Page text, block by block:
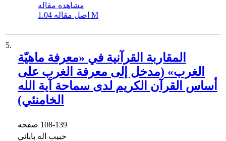
مشاهده مقاله
اصل مقاله 1.04 M
5.
المقاربة القرآنية في «معرفة ماهیّة
الغرب» (مدخل إلى معرفة الغرب على
أساس القرآن الكریم لدى سماحة آیة الله
الخامنئي)
108-139
حبیب اله بابائي